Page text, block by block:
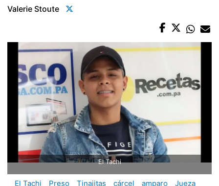
Valerie Stoute
El Tachi
El Tachi Preso Tinajitas cárcel amparo
Jueza